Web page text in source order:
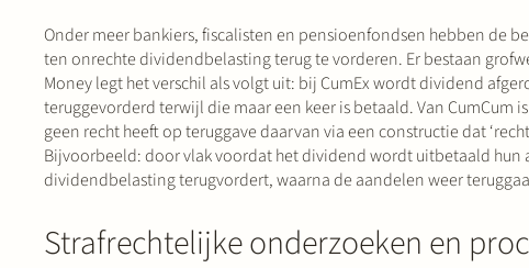
Onder meer bankiers, fiscalisten en pensioenfondsen hebben de
ten onrechte dividendbelasting terug te vorderen. Er bestaan
Money legt het verschil als volgt uit: bij CumEx wordt dividend
teruggevorderd terwijl die maar een keer is betaald. Van
geen recht heeft op teruggave daarvan via een constructie dat
Bijvoorbeeld: door vlak voordat het dividend wordt uitbetaald hun
dividendbelasting terugvordert, waarna de aandelen weer
Strafrechtelijke onderzoeken en